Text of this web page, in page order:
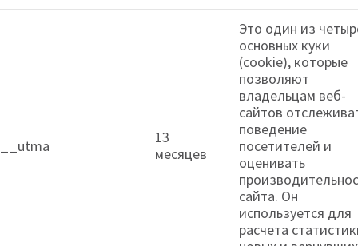
__utma
13
месяцев
Это один из
основных куки
(cookie), которые
позволяют
владельцам веб-
сайтов
поведение
посетителей и
оценивать
сайта. Он
используется для
расчета